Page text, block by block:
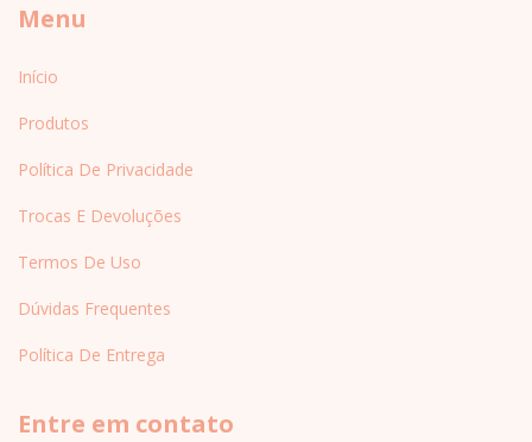
Menu
Início
Produtos
Política De Privacidade
Trocas E Devoluções
Termos De Uso
Dúvidas Frequentes
Política De Entrega
Entre em contato